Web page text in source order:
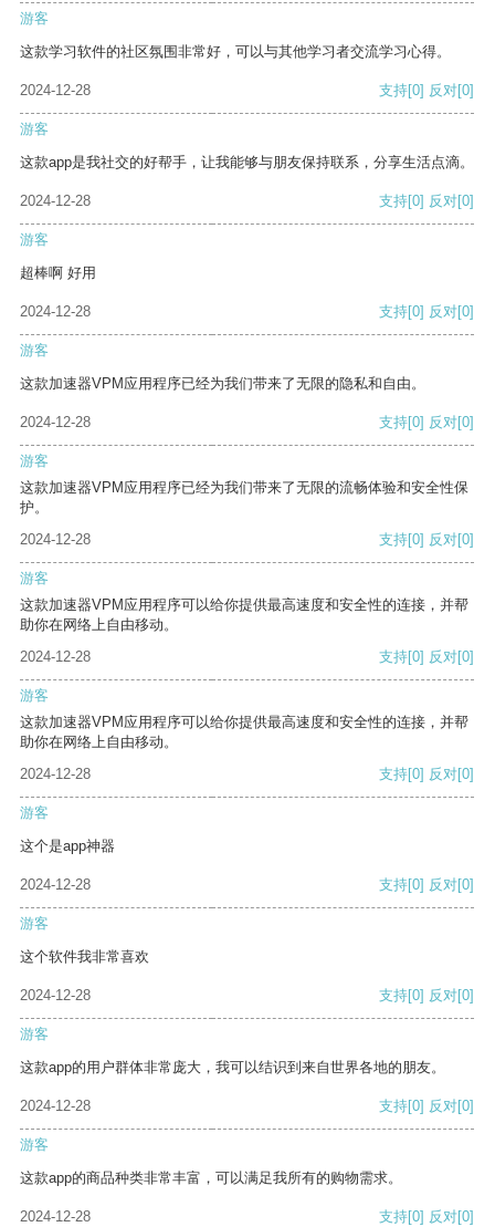
游客
这款学习软件的社区氛围非常好，可以与其他学习者交流学习心得。
2024-12-28 支持[0] 反对[0]
游客
这款app是我社交的好帮手，让我能够与朋友保持联系，分享生活点滴。
2024-12-28 支持[0] 反对[0]
游客
超棒啊 好用
2024-12-28 支持[0] 反对[0]
游客
这款加速器VPM应用程序已经为我们带来了无限的隐私和自由。
2024-12-28 支持[0] 反对[0]
游客
这款加速器VPM应用程序已经为我们带来了无限的流畅体验和安全性保
护。
2024-12-28
支持[0] 反对[0]
游客
这款加速器VPM应用程序可以给你提供最高速度和安全性的连接，并帮
助你在网络上自由移动。
2024-12-28
支持[0] 反对[0]
游客
这款加速器VPM应用程序可以给你提供最高速度和安全性的连接，并帮
助你在网络上自由移动。
2024-12-28
支持[0] 反对[0]
游客
这个是app神器
2024-12-28 支持[0] 反对[0]
游客
这个软件我非常喜欢
2024-12-28 支持[0] 反对[0]
游客
这款app的用户群体非常庞大，我可以结识到来自世界各地的朋友。
2024-12-28 支持[0] 反对[0]
游客
这款app的商品种类非常丰富，可以满足我所有的购物需求。
2024-12-28 支持[0] 反对[0]